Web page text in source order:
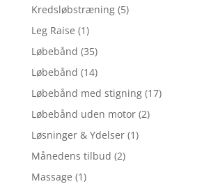
Kredsløbstræning (5)
Leg Raise (1)
Løbebånd (35)
Løbebånd (14)
Løbebånd med stigning (17)
Løbebånd uden motor (2)
Løsninger & Ydelser (1)
Månedens tilbud (2)
Massage (1)